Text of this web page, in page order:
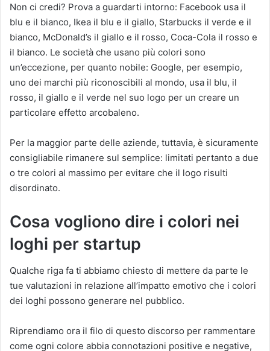
Non ci credi? Prova a guardarti intorno: Facebook usa il
blu e il bianco, Ikea il blu e il giallo, Starbucks il verde e il
bianco, McDonald’s il giallo e il rosso, Coca-Cola il rosso e
il bianco. Le società che usano più colori sono
un’eccezione, per quanto nobile: Google, per esempio,
uno dei marchi più riconoscibili al mondo, usa il blu, il
rosso, il giallo e il verde nel suo logo per un creare un
particolare effetto arcobaleno.
Per la maggior parte delle aziende, tuttavia, è sicuramente
consigliabile rimanere sul semplice: limitati pertanto a due
o tre colori al massimo per evitare che il logo risulti
disordinato.
Cosa vogliono dire i colori nei
loghi per startup
Qualche riga fa ti abbiamo chiesto di mettere da parte le
tue valutazioni in relazione all’impatto emotivo che i colori
dei loghi possono generare nel pubblico.
Riprendiamo ora il filo di questo discorso per rammentare
come ogni colore abbia connotazioni positive e negative,